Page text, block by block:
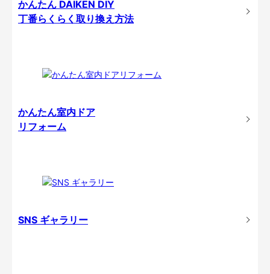
かんたん DAIKEN DIY
丁番らくらく取り換え方法
かんたん室内ドア
リフォーム
SNS ギャラリー